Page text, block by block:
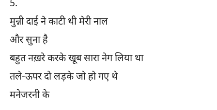
5.
मुन्नी दाई ने काटी थी मेरी नाल
और सुना है
बहुत नख़रे करके खूब सारा नेग लिया था
तले-ऊपर दो लड़के जो हो गए थे
मनेजरनी के